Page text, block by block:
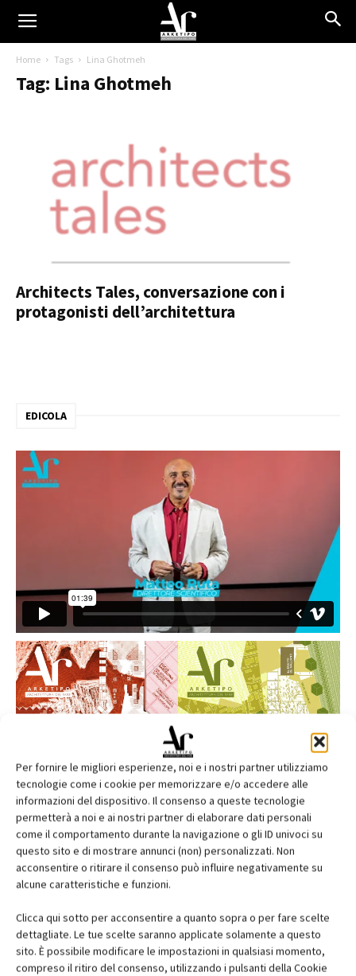
Per fornire le migliori esperienze, noi e i nostri partner utilizziamo
tecnologie come i cookie per memorizzare e/o accedere alle
informazioni del dispositivo. Il consenso a queste tecnologie
permetterà a noi e ai nostri partner di elaborare dati personali
come il comportamento durante la navigazione o gli ID univoci su
questo sito e di mostrare annunci (non) personalizzati. Non
acconsentire o ritirare il consenso può influire negativamente su
alcune caratteristiche e funzioni.
Clicca qui sotto per acconsentire a quanto sopra o per fare scelte
dettagliate. Le tue scelte saranno applicate solamente a questo
sito. È possibile modificare le impostazioni in qualsiasi momento,
compreso il ritiro del consenso, utilizzando i pulsanti della Cookie
Home Tags Lina Ghotmeh
Tag: Lina Ghotmeh
Architects Tales, conversazione con i
protagonisti dell’architettura
EDICOLA
Edicola web
Abbonati e regala
Iscriviti alla newsletter